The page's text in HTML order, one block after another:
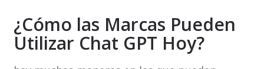
¿Cómo las Marcas Pueden
Utilizar Chat GPT Hoy?